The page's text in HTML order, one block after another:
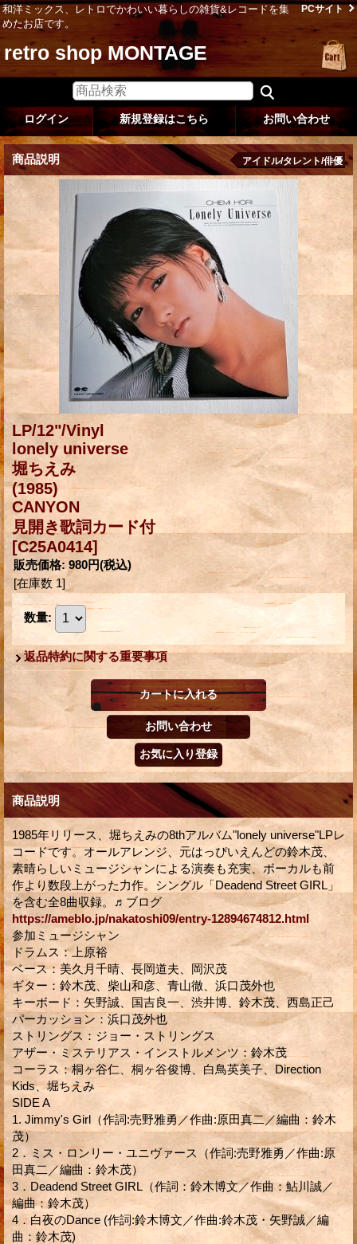
和洋ミックス、レトロでかわいい暮らしの雑貨&レコードを集
めたお店です。
PCサイト
retro shop MONTAGE
ログイン 新規登録はこちら お問い合わせ
商品説明 アイドル/タレント/俳優
LP/12"/Vinyl
lonely universe
堀ちえみ
(1985)
CANYON
見開き歌詞カード付
[C25A0414]
販売価格: 980円(税込)
[在庫数 1]
数量:
返品特約に関する重要事項
商品説明
1985年リリース、堀ちえみの8thアルバム"lonely universe"LPレ
コードです。オールアレンジ、元はっぴいえんどの鈴木茂、
素晴らしいミュージシャンによる演奏も充実、ボーカルも前
作より数段上がった力作。シングル「Deadend Street GIRL」
を含む全8曲収録。♬ブログ
https://ameblo.jp/nakatoshi09/entry-12894674812.html
参加ミュージシャン
ドラムス：上原裕
ベース：美久月千晴、長岡道夫、岡沢茂
ギター：鈴木茂、柴山和彦、青山徹、浜口茂外也
キーボード：矢野誠、国吉良一、渋井博、鈴木茂、西島正己
パーカッション：浜口茂外也
ストリングス：ジョー・ストリングス
アザー・ミステリアス・インストルメンツ：鈴木茂
コーラス：桐ヶ谷仁、桐ヶ谷俊博、白鳥英美子、Direction
Kids、堀ちえみ
SIDE A
1. Jimmy's Girl（作詞:売野雅勇／作曲:原田真二／編曲：鈴木
茂）
2．ミス・ロンリー・ユニヴァース（作詞:売野雅勇／作曲:原
田真二／編曲：鈴木茂）
3．Deadend Street GIRL（作詞：鈴木博文／作曲：鮎川誠／
編曲：鈴木茂）
4．白夜のDance (作詞:鈴木博文／作曲:鈴木茂・矢野誠／編
曲：鈴木茂)